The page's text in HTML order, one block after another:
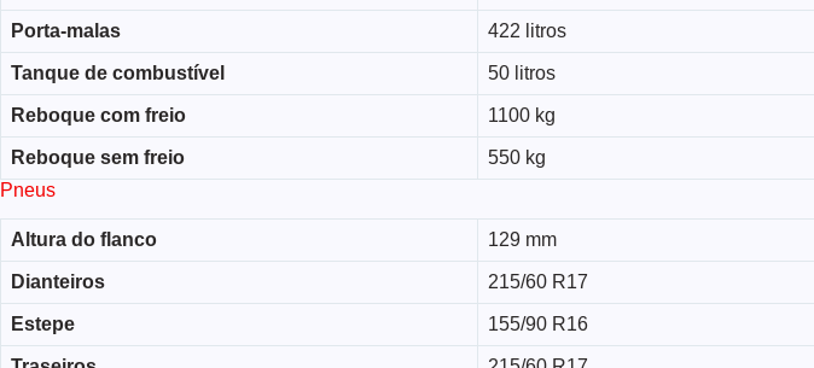
Porta-malas 422 litros
Tanque de combustível 50 litros
Reboque com freio 1100 kg
Reboque sem freio
550 kg
Pneus
Altura do flanco 129 mm
Dianteiros 215/60 R17
Estepe 155/90 R16